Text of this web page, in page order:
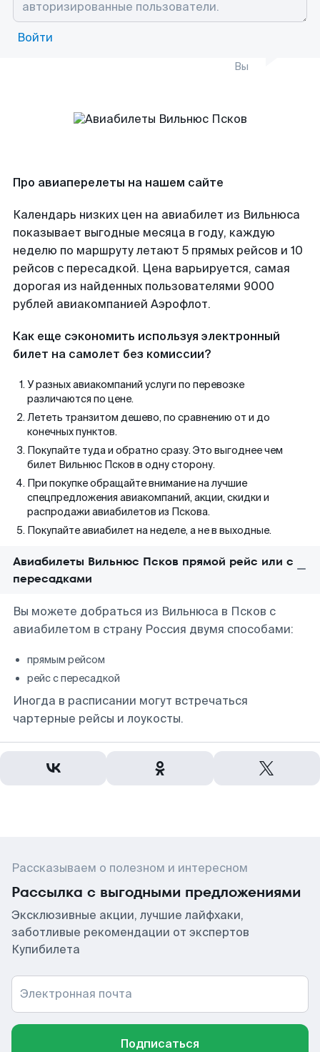
Войти
Вы
Про авиаперелеты на нашем сайте
Календарь низких цен на авиабилет из Вильнюса
показывает выгодные месяца в году, каждую
неделю по маршруту летают 5 прямых рейсов и 10
рейсов с пересадкой. Цена варьируется, самая
дорогая из найденных пользователями 9000
рублей авиакомпанией Аэрофлот.
Как еще сэкономить используя электронный
билет на самолет без комиссии?
У разных авиакомпаний услуги по перевозке
различаются по цене.
Лететь транзитом дешево, по сравнению от и до
конечных пунктов.
Покупайте туда и обратно сразу. Это выгоднее чем
билет Вильнюс Псков в одну сторону.
При покупке обращайте внимание на лучшие
спецпредложения авиакомпаний, акции, скидки и
распродажи авиабилетов из Пскова.
Покупайте авиабилет на неделе, а не в выходные.
Авиабилеты Вильнюс Псков прямой рейс или с
пересадками
Вы можете добраться из Вильнюса в Псков с
авиабилетом в страну Россия двумя способами:
прямым рейсом
рейс с пересадкой
Иногда в расписании могут встречаться
чартерные рейсы и лоукосты.
Рассказываем о полезном и интересном
Рассылка с выгодными предложениями
Эксклюзивные акции, лучшие лайфхаки,
заботливые рекомендации от экспертов
Купибилета
Электронная почта
Подписаться